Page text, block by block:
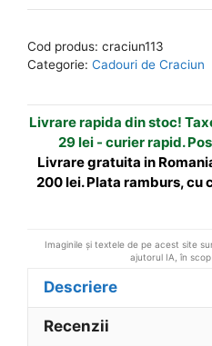
din
e
n
t
i
Cod produs: craciun113
Categorie: Cadouri de Craciun
Livrare rapida din stoc!
29 lei - curier rapid.
Livrare gratuita in
200 lei. Plata ramburs, cu
Imaginile și textele de pe acest site
ajutorul IA, în
Descriere
Recenzii